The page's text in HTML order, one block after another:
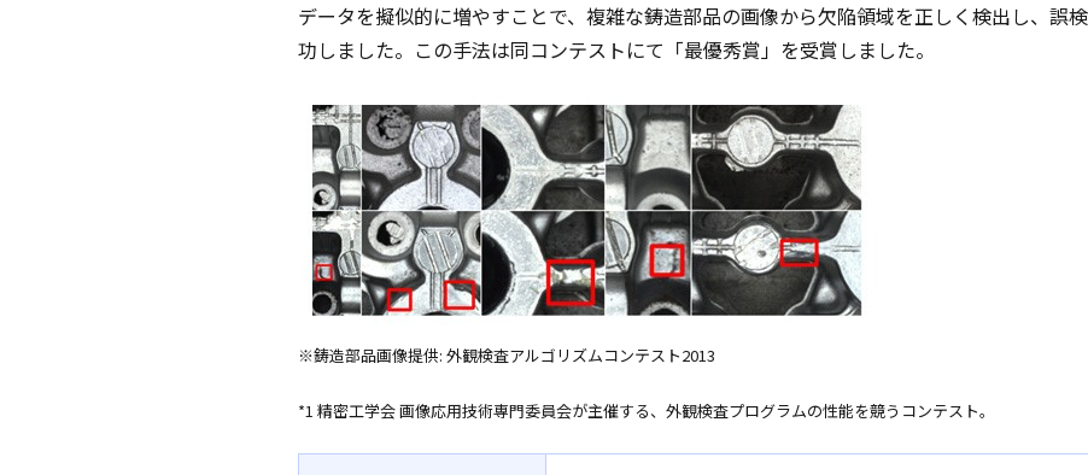
データを擬似的に増やすことで、複雑な鋳造部品の画像から欠陥領域を正しく検出し、誤
功しました。この手法は同コンテストにて「最優秀賞」を受賞しました。
※鋳造部品画像提供: 外観検査アルゴリズムコンテスト2013
*1 精密工学会 画像応用技術専門委員会が主催する、外観検査プログラムの性能を競うコンテスト。